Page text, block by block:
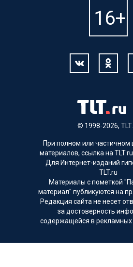
© 1998-2026,
При полном или частичном
материалов, ссылка на
Для Интернет-изданий
TLT.ru
Материалы с пометкой
материал" публикуются на
Редакция сайта не несет
за достоверность
содержащейся в